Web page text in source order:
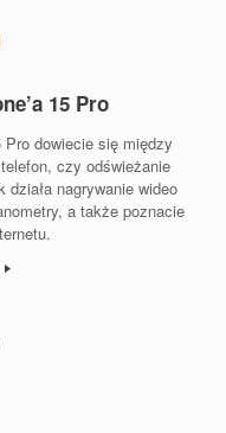
15 Pro
Pro dowiecie się między
czy odświeżanie
nagrywanie wideo
a także poznacie